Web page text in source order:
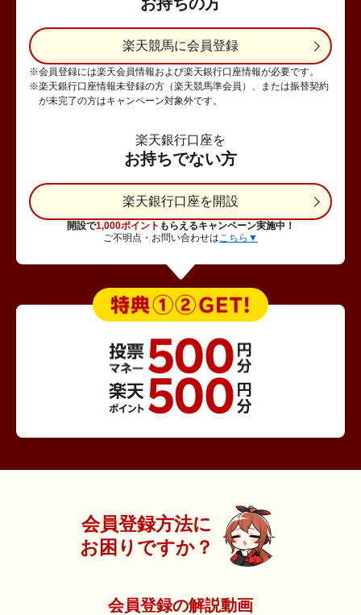
楽天競馬に会員登録
※会員登録には楽天会員情報および楽天銀行口座情報が必要です。
※楽天銀行口座情報未登録の方（楽天競馬準会員）、または振替契約
が未完了の方はキャンペーン対象外です。
楽天銀行口座を
お持ちでない方
楽天銀行口座を開設
開設で1,000ポイント もらえるキャンペーン実施中！
ご不明点・お問い合わせはこちら▼
会員登録方法に
お困りですか？
会員登録の解説動画